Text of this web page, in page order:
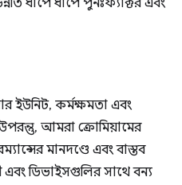
ইউনিট, কর্মক্ষমতা এবং
উপরন্তু, আমরা ক্রোমিয়ামের
মানদণ্ডে এবং বাস্তব
এবং ডিভাইসগুলির সাথে বন্য